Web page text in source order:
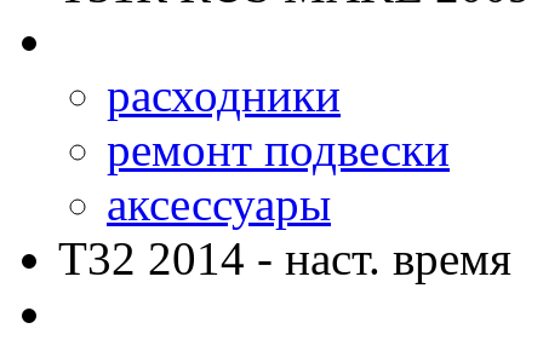
расходники
ремонт подвески
аксессуары
T32 2014 - наст. время